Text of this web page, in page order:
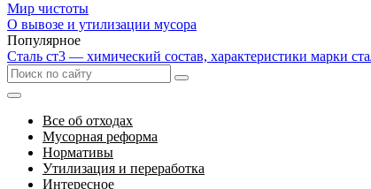
Мир чистоты
О вывозе и утилизации мусора
Популярное
Сталь ст3 — химический состав, характеристики марки
Все об отходах
Мусорная реформа
Нормативы
Утилизация и переработка
Интересное